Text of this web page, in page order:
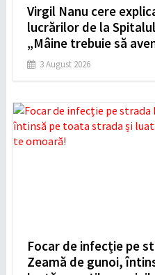
Virgil Nanu cere
lucrărilor de la
„Mâine trebuie să
3 August 2026
Focar de infecție pe
Zeamă de gunoi,